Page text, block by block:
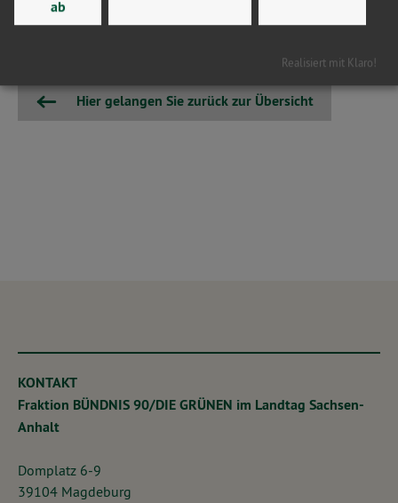
anstehende Landesgesetz zur kommunalen Wärmeplanung
Hier gelangen Sie zurück zur Übersicht
KONTAKT
Fraktion BÜNDNIS 90/DIE GRÜNEN im Landtag Sachsen-
Anhalt
Domplatz 6-9
39104 Magdeburg
ab
Realisiert mit Klaro!